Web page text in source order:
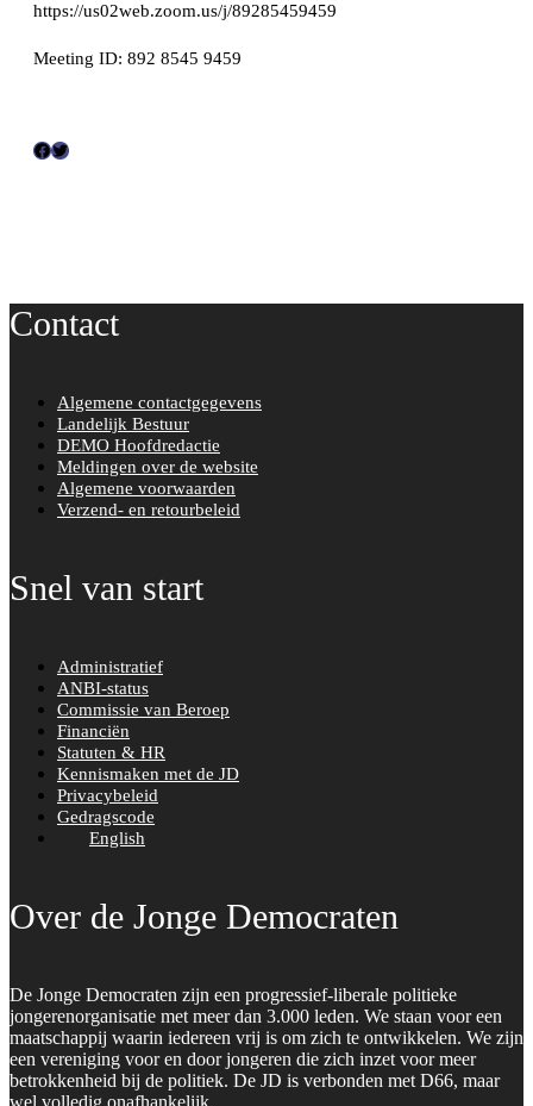
https://us02web.zoom.us/j/89285459459
Meeting ID: 892 8545 9459
F
o
T
r
Contact
Algemene contactgegevens
Landelijk Bestuur
DEMO Hoofdredactie
Meldingen over de website
Algemene voorwaarden
Verzend- en retourbeleid
Snel van start
Administratief
ANBI-status
Commissie van Beroep
Financiën
Statuten & HR
Kennismaken met de JD
Privacybeleid
Gedragscode
English
Over de Jonge Democraten
De Jonge Democraten zijn een progressief-liberale politieke
jongerenorganisatie met meer dan 3.000 leden. We staan voor een
maatschappij waarin iedereen vrij is om zich te ontwikkelen. We zijn
een vereniging voor en door jongeren die zich inzet voor meer
betrokkenheid bij de politiek. De JD is verbonden met D66, maar
wel volledig onafhankelijk.